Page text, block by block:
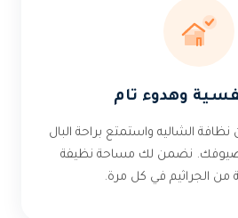
وهدوء تام
الشاليه واستمتع براحة البال
وضيوفك. نضمن لك مساحة نظيفة
من الجراثيم في كل مرة.